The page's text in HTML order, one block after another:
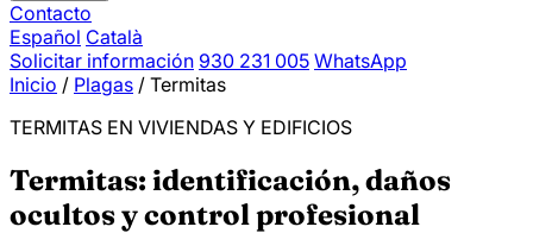
Contacto
Español Català
Solicitar información 930 231 005 WhatsApp
Inicio / Plagas / Termitas
TERMITAS EN VIVIENDAS Y EDIFICIOS
Termitas: identificación, daños
ocultos y control profesional